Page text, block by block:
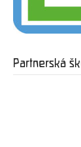
Partnerská